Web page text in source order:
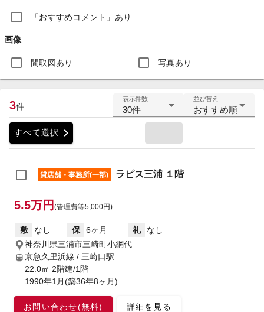
「おすすめコメント」あり
画像
間取図あり 写真あり
3件
表示件数
30件
並び替え
おすすめ順
すべて選択 chevron_right
貸店舗・事務所(一部) ラピス三浦 １階
5.5万円 (管理費等5,000円)
敷 なし 保 6ヶ月 礼
なし
神奈川県三浦市三崎町小網代
京急久里浜線 / 三崎口駅
22.0㎡ 2階建/1階
1990年1月(築36年8ヶ月)
お問い合わせ(無料) 詳細を見る